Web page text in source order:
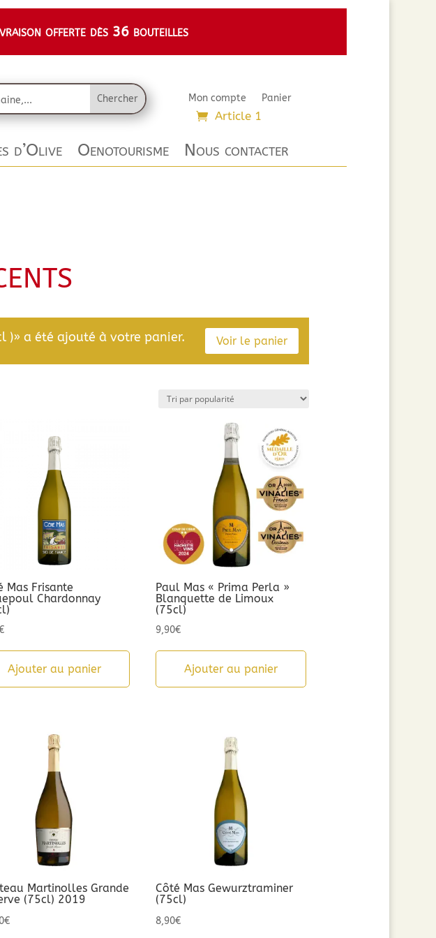
offerte dès 36 bouteilles
Mon compte Panier
Article 1
d’Olive Oenotourisme Nous contacter
)» a été ajouté à votre panier. Voir le panier
Mas Frisante
Chardonnay
Ajouter au panier
Paul Mas « Prima Perla »
Blanquette de Limoux
(75cl)
9,90€
Ajouter au panier
Martinolles Grande
(75cl) 2019
€
Côté Mas Gewurztraminer
(75cl)
8,90€